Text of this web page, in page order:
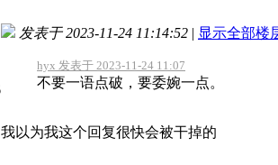
发表于 2023-11-24 11:14:52 | 显示全部楼
hyx 发表于 2023-11-24 11:07
不要一语点破，要委婉一点。
我以为我这个回复很快会被干掉的